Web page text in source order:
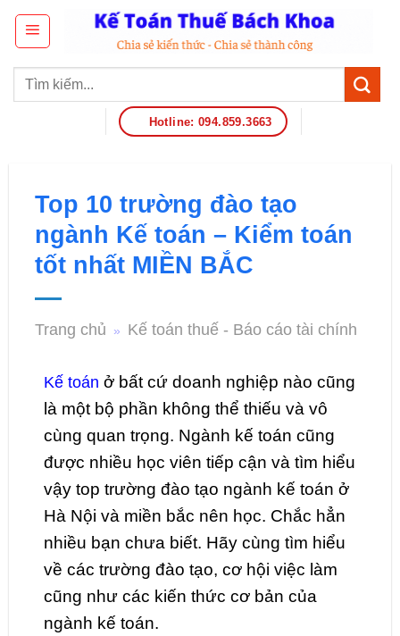
Hotline: 094.859.3663
Top 10 trường đào tạo
ngành Kế toán – Kiểm toán
tốt nhất MIỀN BẮC
Trang chủ » Kế toán thuế - Báo cáo tài chính
Kế toán ở bất cứ doanh nghiệp nào cũng
là một bộ phần không thể thiếu và vô
cùng quan trọng. Ngành kế toán cũng
được nhiều học viên tiếp cận và tìm hiểu
vậy top trường đào tạo ngành kế toán ở
Hà Nội và miền bắc nên học. Chắc hẳn
nhiều bạn chưa biết. Hãy cùng tìm hiểu
về các trường đào tạo, cơ hội việc làm
cũng như các kiến thức cơ bản của
ngành kế toán.